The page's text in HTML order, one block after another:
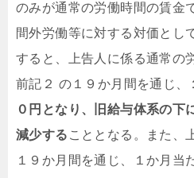
のみが通常の労働時間の賃金
間外労働等に対する対価とし
すると、上告人に係る通常の
前記２ の１９か月間を通じ、
０円となり、旧給与体系の下
減少する こととなる。また、
１９か月間を通じ、１か月当